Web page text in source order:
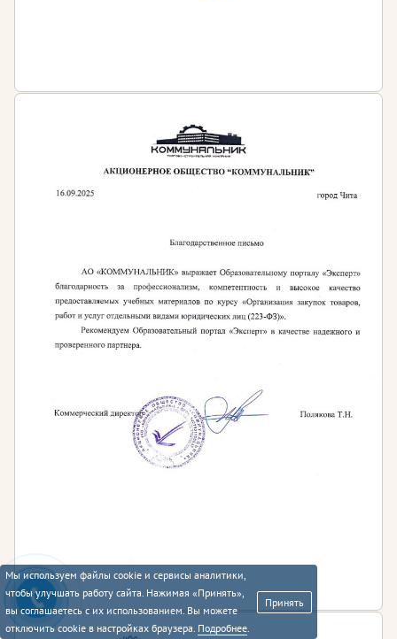
Мы используем файлы cookie и сервисы аналитики,
чтобы улучшать работу сайта. Нажимая «Принять»,
вы соглашаетесь с их использованием. Вы можете
отключить cookie в настройках браузера. Подробнее.
Принять